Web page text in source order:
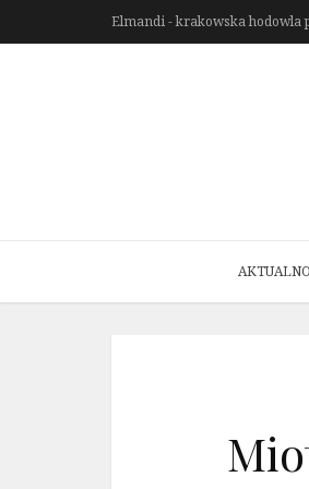
Elmandi - krakowska hodowla